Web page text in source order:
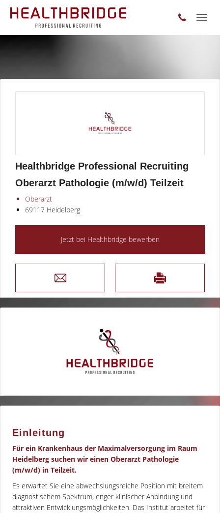
Healthbridge Professional Recruiting
Oberarzt Pathologie (m/w/d) Teilzeit
Oberarzt
69117 Heidelberg
Einleitung
Für ein Krankenhaus der Maximalversorgung im Raum
Heidelberg suchen wir einen Oberarzt Pathologie
(m/w/d) in Teilzeit.
Es erwartet Sie eine abwechslungsreiche Position mit breitem
diagnostischem Spektrum, enger klinischer Anbindung und
attraktiven Entwicklungsmöglichkeiten. Das Institut arbeitet für